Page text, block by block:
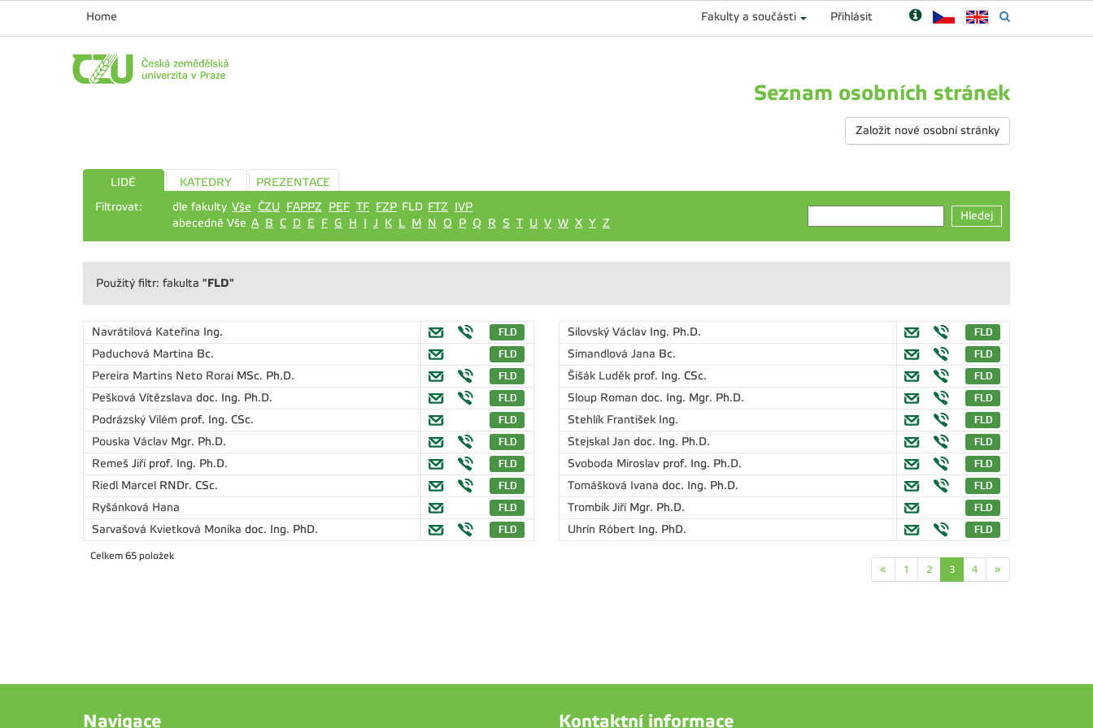
Home Fakulty a součásti Přihlásit
Seznam osobních stránek
Založit nové osobní stránky
LIDÉ KATEDRY
PREZENTACE
Filtrovat:
dle fakulty Vše ČZU FAPPZ PEF TF FZP FLD FTZ IVP
abecedně Vše A B C D E F G H I J K L M N O P Q R S T U V W X Y Z
Hledej
Použitý filtr: fakulta "FLD"
Navrátilová Kateřina Ing.
Paduchová Martina Bc.
Pereira Martins Neto Rorai MSc. Ph.D.
Pešková Vítězslava doc. Ing. Ph.D.
Podrázský Vilém prof. Ing. CSc.
Pouska Václav Mgr. Ph.D.
Remeš Jiří prof. Ing. Ph.D.
Riedl Marcel RNDr. CSc.
Ryšánková Hana
Sarvašová Kvietková Monika doc. Ing. PhD.
Silovský Václav Ing. Ph.D.
Simandlová Jana Bc.
Šišák Luděk prof. Ing. CSc.
Sloup Roman doc. Ing. Mgr. Ph.D.
Stehlík František Ing.
Stejskal Jan doc. Ing. Ph.D.
Svoboda Miroslav prof. Ing. Ph.D.
Tomášková Ivana doc. Ing. Ph.D.
Trombik Jiří Mgr. Ph.D.
Uhrín Róbert Ing. PhD.
Celkem 65 položek
«
1 2 3 4 »
Navigace Kontaktní informace